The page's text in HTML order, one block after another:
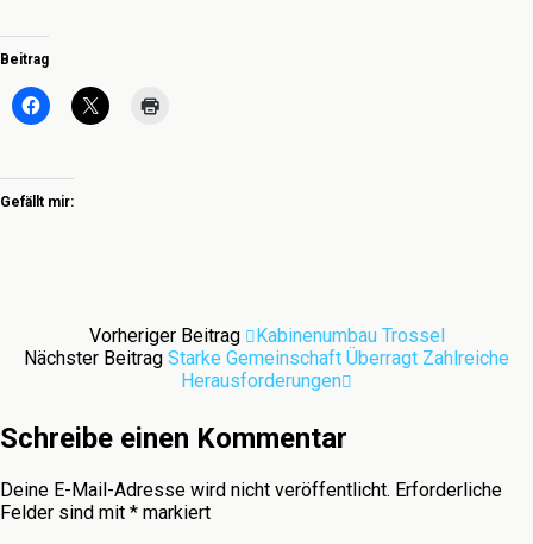
Beitrag
Gefällt mir:
Vorheriger Beitrag
Kabinenumbau Trossel
Nächster Beitrag Starke Gemeinschaft Überragt Zahlreiche
Herausforderungen
Schreibe einen Kommentar
Deine E-Mail-Adresse wird nicht veröffentlicht. Erforderliche
Felder sind mit * markiert